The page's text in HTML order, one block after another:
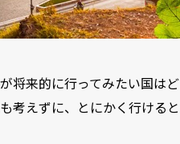
将来的に行ってみたい国はど
考えずに、とにかく行けると